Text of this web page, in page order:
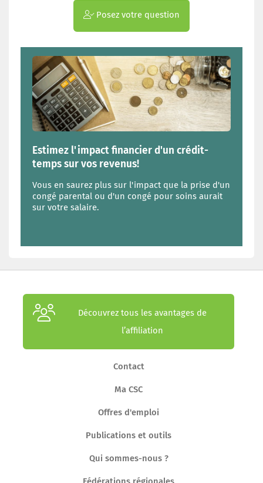
Posez votre question
Estimez l'impact financier d'un crédit-
temps sur vos revenus!
Vous en saurez plus sur l'impact que la prise d'un
congé parental ou d'un congé pour soins aurait
sur votre salaire.
Découvrez tous les avantages de
l’affiliation
Contact
Ma CSC
Offres d'emploi
Publications et outils
Qui sommes-nous ?